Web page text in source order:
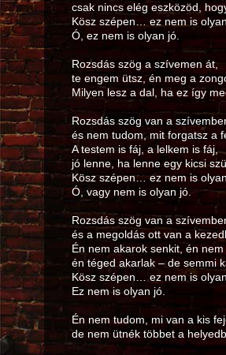
csak nincs elég eszközöd,
Kösz szépen… ez nem is
Ó, ez nem is olyan jó.
Rozsdás szög a szívemen át,
te engem ütsz, én meg a
Milyen lesz a dal, ha ez így
Rozsdás szög van a
és nem tudom, mit forgatsz a
A testem is fáj, a lelkem is fáj,
jó lenne, ha lenne egy kicsi
Kösz szépen… ez nem is
Ó, vagy nem is olyan jó.
Rozsdás szög van a
és a megoldás ott van a
Én nem akarok senkit, én nem
én téged akarlak – de semmi
Kösz szépen… ez nem is
Ez nem is olyan jó.
Én nem tudom, mi van a kis
de nem ütnék többet a